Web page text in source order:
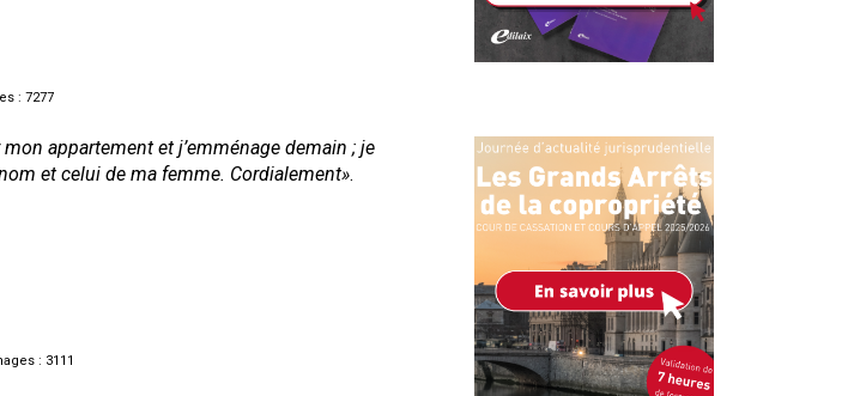
: 7277
appartement et j’emménage demain ; je
et celui de ma femme. Cordialement».
: 3111